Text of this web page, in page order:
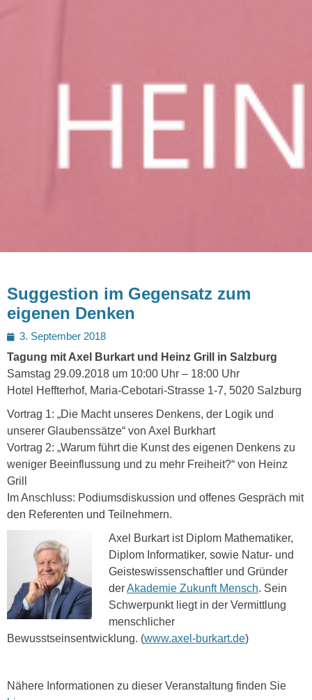
Suggestion im Gegensatz zum
eigenen Denken
Posted
on
3. September 2018
Tagung mit Axel Burkart und Heinz Grill in Salzburg
Samstag 29.09.2018 um 10:00 Uhr – 18:00 Uhr
Hotel Heffterhof, Maria-Cebotari-Strasse 1-7, 5020 Salzburg
Vortrag 1: „Die Macht unseres Denkens, der Logik und
unserer Glaubenssätze“ von Axel Burkhart
Vortrag 2: „Warum führt die Kunst des eigenen Denkens zu
weniger Beeinflussung und zu mehr Freiheit?“ von Heinz
Grill
Im Anschluss: Podiumsdiskussion und offenes Gespräch mit
den Referenten und Teilnehmern.
Axel Burkart ist Diplom Mathematiker,
Diplom Informatiker, sowie Natur- und
Geisteswissenschaftler und Gründer
derAkademie Zukunft Mensch. Sein
Schwerpunkt liegt in der Vermittlung
menschlicher
Bewusstseinsentwicklung. (www.axel-burkart.de)
Nähere Informationen zu dieser Veranstaltung finden Sie